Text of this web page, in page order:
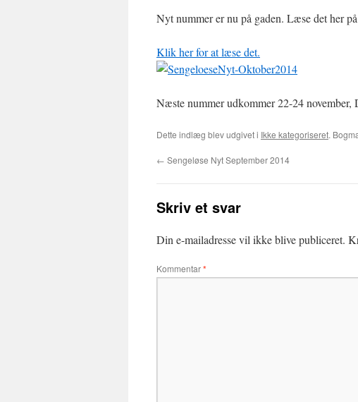
Nyt nummer er nu på gaden. Læse det her
Klik her for at læse det.
Næste nummer udkommer 22-24 november,
Dette indlæg blev udgivet i Ikke kategoriseret.
← Sengeløse Nyt September 2014
Skriv et svar
Din e-mailadresse vil ikke blive publiceret.
Kommentar*